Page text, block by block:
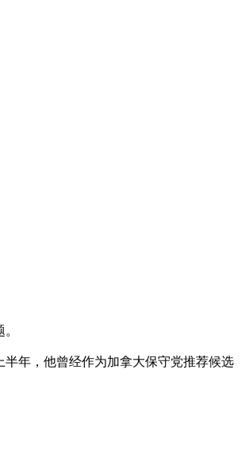
年，他曾经作为加拿大保守党推荐候选